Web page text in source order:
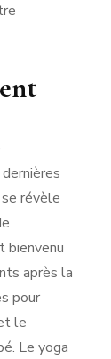
révèle
bienvenu
après la
pour
le
Le yoga